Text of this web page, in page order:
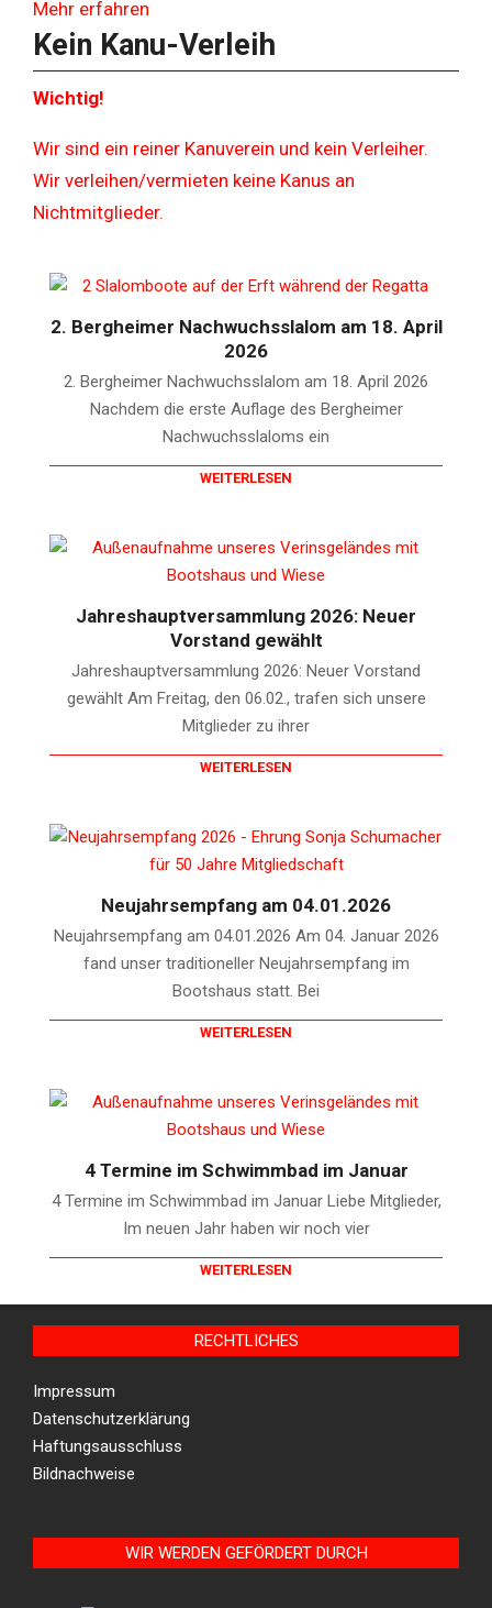
Mehr erfahren
Kein Kanu-Verleih
Wichtig!
Wir sind ein reiner Kanuverein und kein Verleiher.
Wir verleihen/vermieten keine Kanus an
Nichtmitglieder.
11-
2. Bergheimer Nachwuchsslalom am 18. April
2026
2. Bergheimer Nachwuchsslalom am 18. April 2026
Nachdem die erste Auflage des Bergheimer
Nachwuchsslaloms ein
WEITERLESEN
Jahreshauptversammlung 2026: Neuer
Vorstand gewählt
Jahreshauptversammlung 2026: Neuer Vorstand
gewählt Am Freitag, den 06.02., trafen sich unsere
Mitglieder zu ihrer
WEITERLESEN
Neujahrsempfang am 04.01.2026
Neujahrsempfang am 04.01.2026 Am 04. Januar 2026
fand unser traditioneller Neujahrsempfang im
Bootshaus statt. Bei
WEITERLESEN
4 Termine im Schwimmbad im Januar
4 Termine im Schwimmbad im Januar Liebe Mitglieder,
Im neuen Jahr haben wir noch vier
WEITERLESEN
RECHTLICHES
Impressum
Datenschutzerklärung
Haftungsausschluss
Bildnachweise
WIR WERDEN GEFÖRDERT DURCH